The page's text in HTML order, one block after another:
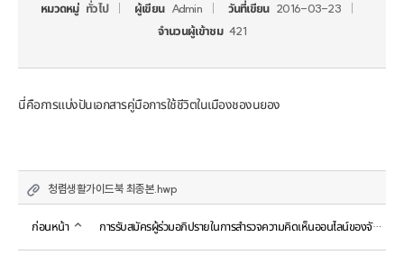
หมวดหมู่ ทั่วไป ผู้เขียน Admin วันที่เขียน 2016-03-23
จำนวนผู้เข้าชม 421
นี่คือการแบ่งปันเอกสารคู่มือการใช้ชีวิตในเมืองชองนยอง
청렴생활가이드북 최종본.hwp
ก่อนหน้า การรับสมัครผู้ร่วมอภิปรายในการสำรวจความคิดเห็นออนไลน์ของจังหวัดคยองกี